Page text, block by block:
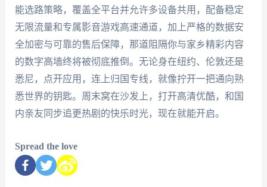
能选路策略，覆盖全平台并允许多设备共用，配备稳定
无限流量和专属影音游戏高速通道，加上严格的数据安
全加密与可靠的售后保障，那道阻隔你与家乡精彩内容
的数字高墙终将被彻底推倒。无论身在纽约、伦敦还是
悉尼，点开应用，连上归国专线，就像拧开一把通向熟
悉世界的钥匙。周末窝在沙发上，打开高清优酷，和国
内亲友同步追更热剧的快乐时光，现在就能开启。
Spread the love